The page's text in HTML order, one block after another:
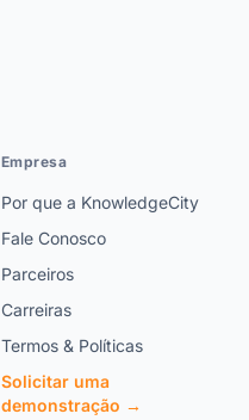
Empresa
Por que a KnowledgeCity
Fale Conosco
Parceiros
Carreiras
Termos & Políticas
Solicitar uma
demonstração →